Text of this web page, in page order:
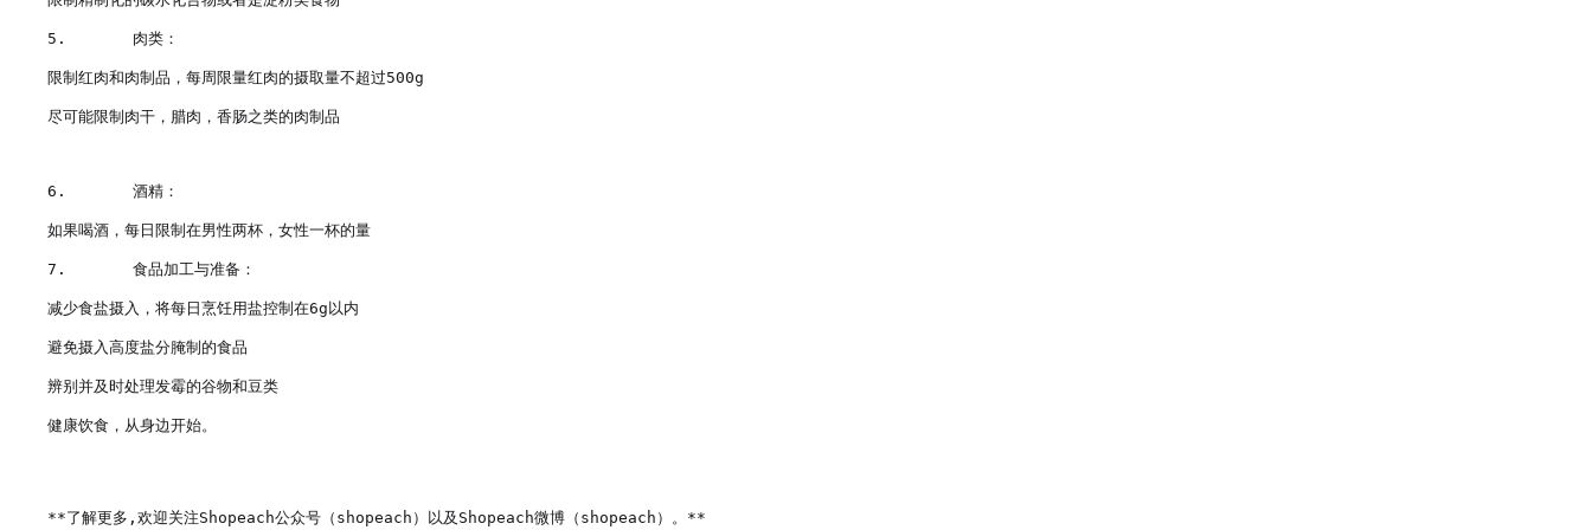
5.       肉类：
限制红肉和肉制品，每周限量红肉的摄取量不超过500g
尽可能限制肉干，腊肉，香肠之类的肉制品
6.       酒精：
如果喝酒，每日限制在男性两杯，女性一杯的量
7.       食品加工与准备：
减少食盐摄入，将每日烹饪用盐控制在6g以内
避免摄入高度盐分腌制的食品
辨别并及时处理发霉的谷物和豆类
健康饮食，从身边开始。
**了解更多,欢迎关注Shopeach公众号（shopeach）以及Shopeach微博（shopeach）。**